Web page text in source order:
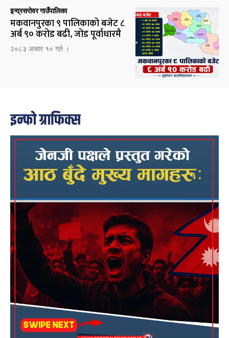
इन्द्रसरोवर गाउँपालिका
मकवानपुरका ९ पालिकाको बजेट ८
अर्ब ९० करोड बढी, जोड पूर्वाधारमै
२०८३ असार १० गते ।
इन्फो ग्राफिक्स